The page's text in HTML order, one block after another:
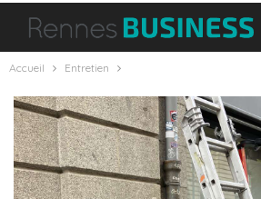
Accueil Entretien